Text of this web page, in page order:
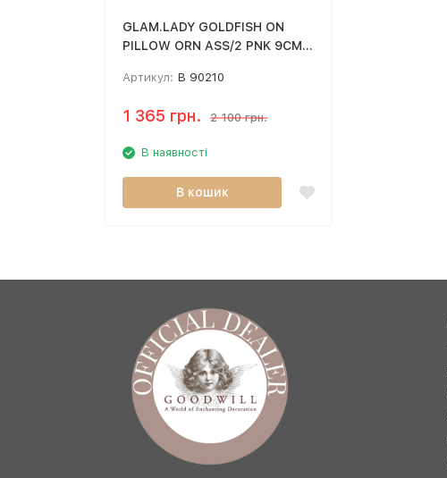
GLAM.LADY GOLDFISH ON
PILLOW ORN ASS/2 PNK 9CM B
Артикул: B 90210
1 365 грн. 2 100 грн.
В наявності
В кошик